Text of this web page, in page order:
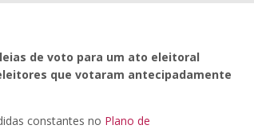
de voto para um ato eleitoral
que votaram antecipadamente
constantes no Plano de